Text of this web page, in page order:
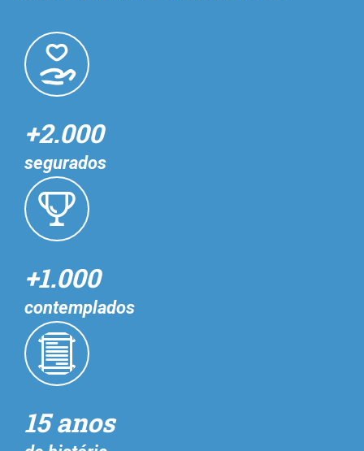
+2.000
segurados
+1.000
contemplados
15 anos